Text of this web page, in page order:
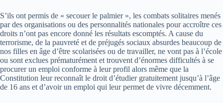
S’ils ont permis de « secouer le palmier », les combats solitaires menés
par des organisations ou des personnalités nationales pour accroître ces
droits n’ont pas encore donné les résultats escomptés. A cause du
terrorisme, de la pauvreté et de préjugés sociaux absurdes beaucoup de
nos filles en âge d’être scolarisées ou de travailler, ne vont pas à l’école
ou sont exclues prématurément et trouvent d’énormes difficultés à se
procurer un emploi conforme à leur profil alors même que la
Constitution leur reconnaît le droit d’étudier gratuitement jusqu’à l’âge
de 16 ans et d’avoir un emploi qui leur permet de vivre décemment.